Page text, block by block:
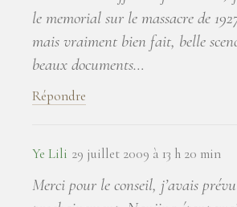
le memorial sur le massacre de
mais vraiment bien fait, belle
beaux documents…
Répondre
Ye Lili 29 juillet 2009 à 13 h 20 min
Merci pour le conseil, j’avais